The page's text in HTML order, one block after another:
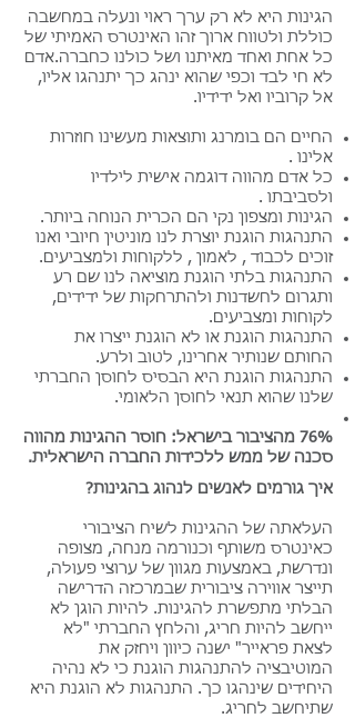
הגינות היא לא רק ערך ראוי ונעלה במחשבה
כוללת ולטווח ארוך זהו האינטרס האמיתי של
כל אחת ואחד מאיתנו ושל כולנו כחברה.אדם
לא חי לבד וכפי שהוא ינהג כך יתנהגו אליו,
אל קרוביו ואל ידידיו.
החיים הם בומרנג ותוצאות מעשינו חוזרות
אלינו .
כל אדם מהווה דוגמה אישית לילדיו
ולסביבתו .
הגינות ומצפון נקי הם הכרית הנוחה ביותר.
התנהגות הוגנת יוצרת לנו מוניטין חיובי ואנו
זוכים לכבוד , לאמון , ללקוחות ולמצביעים.
התנהגות בלתי הוגנת מוציאה לנו שם רע
ותגרום לחשדנות ולהתרחקות של ידידים,
לקוחות ומצביעים.
התנהגות הוגנת או לא הוגנת ייצרו את
החותם שנותיר אחרינו, לטוב ולרע.
התנהגות הוגנת היא הבסיס לחוסן החברתי
שלנו שהוא תנאי לחוסן הלאומי.
76% מהציבור בישראל: חוסר ההגינות מהווה
סכנה של ממש ללכידות החברה הישראלית.
איך גורמים לאנשים לנהוג בהגינות?
העלאתה של ההגינות לשיח הציבורי
כאינטרס משותף וכנורמה מנחה, מצופה
ונדרשת, באמצעות מגוון של ערוצי פעולה,
תייצר אווירה ציבורית שבמרכזה הדרישה
הבלתי מתפשרת להגינות. להיות הוגן לא
ייחשב להיות חריג, והלחץ החברתי "לא
לצאת פראייר" ישנה כיוון ויחזק את
המוטיבציה להתנהגות הוגנת כי לא נהיה
היחידים שינהגו כך. התנהגות לא הוגנת היא
שתיחשב לחריג.